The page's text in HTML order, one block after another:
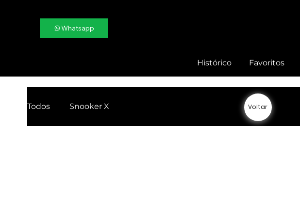
Whatsapp
Histórico Favoritos
Todos Snooker X Voltar